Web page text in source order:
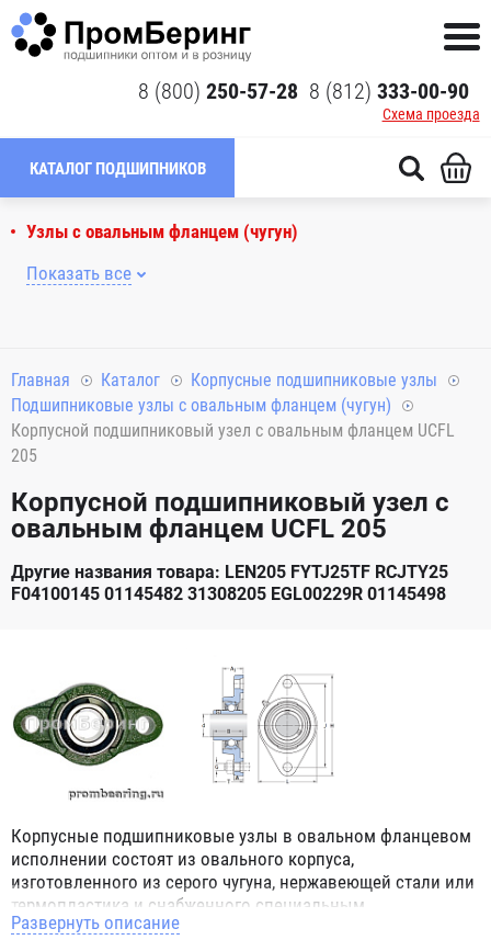
8 (800) 250-57-28 8 (812) 333-00-90
Схема проезда
КАТАЛОГ ПОДШИПНИКОВ
Узлы с овальным фланцем (чугун)
Показать все
Главная Каталог
Корпусные подшипниковые узлы
Подшипниковые узлы с овальным фланцем (чугун)
Корпусной подшипниковый узел с овальным фланцем UCFL
205
Корпусной подшипниковый узел с
овальным фланцем UCFL 205
Другие названия товара: LEN205 FYTJ25TF RCJTY25
F04100145 01145482 31308205 EGL00229R 01145498
Корпусные подшипниковые узлы в овальном фланцевом
исполнении состоят из овального корпуса,
изготовленного из серого чугуна, нержавеющей стали или
термопластика и снабженного специальным
подшипником для корпусных узлов имеющим
Развернуть описание